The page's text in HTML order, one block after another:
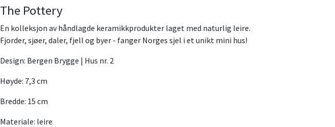
The Pottery
En kolleksjon av håndlagde keramikkprodukter laget med naturlig leire.
Fjorder, sjøer, daler, fjell og byer - fanger Norges sjel i et unikt mini hus!
Design: Bergen Brygge | Hus nr. 2
Høyde: 7,3 cm
Bredde: 15 cm
Materiale: leire